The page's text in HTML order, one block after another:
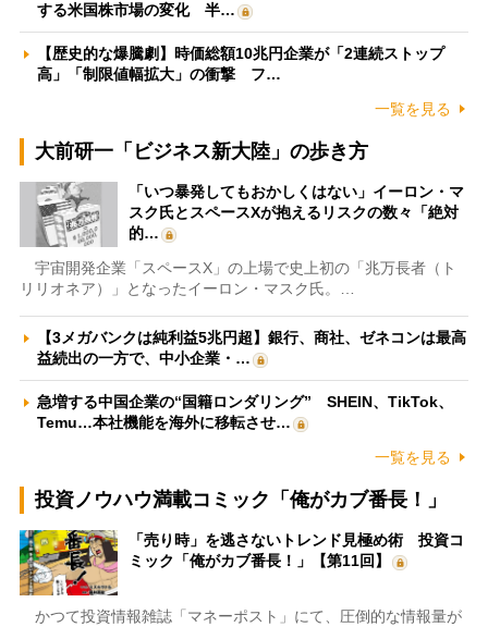
する米国株市場の変化 半…
【歴史的な爆騰劇】時価総額10兆円企業が「2連続ストップ
高」「制限値幅拡大」の衝撃 フ…
一覧を見る
大前研一「ビジネス新大陸」の歩き方
「いつ暴発してもおかしくはない」イーロン・マ
スク氏とスペースXが抱えるリスクの数々「絶対
的…
宇宙開発企業「スペースX」の上場で史上初の「兆万長者（ト
リリオネア）」となったイーロン・マスク氏。…
【3メガバンクは純利益5兆円超】銀行、商社、ゼネコンは最高
益続出の一方で、中小企業・…
急増する中国企業の“国籍ロンダリング” SHEIN、TikTok、
Temu…本社機能を海外に移転させ…
一覧を見る
投資ノウハウ満載コミック「俺がカブ番長！」
「売り時」を逃さないトレンド見極め術 投資コ
ミック「俺がカブ番長！」【第11回】
かつて投資情報雑誌「マネーポスト」にて、圧倒的な情報量が